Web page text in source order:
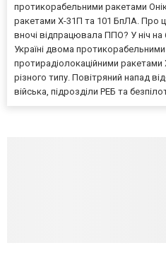
протикорабельними ракетами
ракетами Х-31П та 101 БпЛА. Про
вночі відпрацювала ППО? У ніч на
Україні двома
протирадіолокаційними
різного типу. Повітряний напад
війська, підрозділи РЕБ та